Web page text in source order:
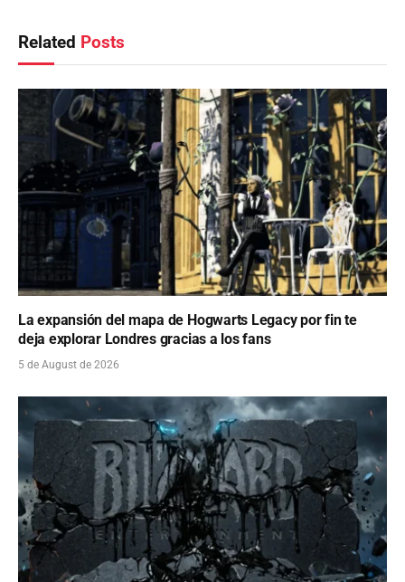
Related Posts
La expansión del mapa de Hogwarts Legacy por fin te
deja explorar Londres gracias a los fans
5 de August de 2026